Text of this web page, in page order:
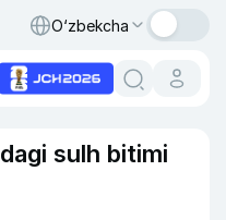
O‘zbekcha
sulh bitimi